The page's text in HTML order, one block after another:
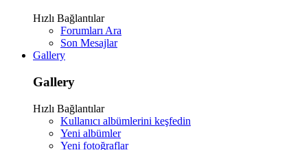
Hızlı Bağlantılar
Forumları Ara
Son Mesajlar
Gallery
Gallery
Hızlı Bağlantılar
Kullanıcı albümlerini keşfedin
Yeni albümler
Yeni fotoğraflar